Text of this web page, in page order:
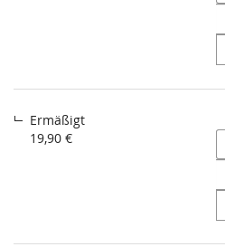
Ermäßigt
19,90 €